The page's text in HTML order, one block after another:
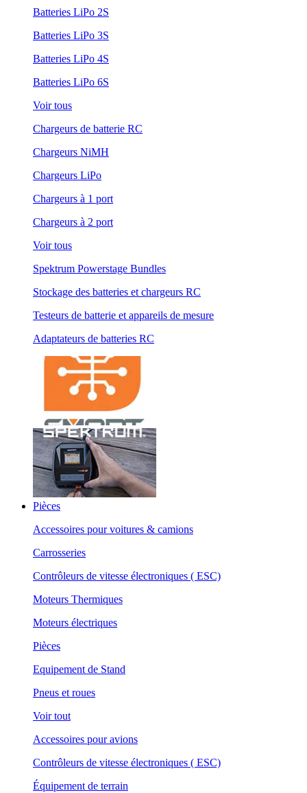
Batteries LiPo 2S
Batteries LiPo 3S
Batteries LiPo 4S
Batteries LiPo 6S
Voir tous
Chargeurs de batterie RC
Chargeurs NiMH
Chargeurs LiPo
Chargeurs à 1 port
Chargeurs à 2 port
Voir tous
Spektrum Powerstage Bundles
Stockage des batteries et chargeurs RC
Testeurs de batterie et appareils de mesure
Adaptateurs de batteries RC
Pièces
Accessoires pour voitures & camions
Carrosseries
Contrôleurs de vitesse électroniques ( ESC)
Moteurs Thermiques
Moteurs électriques
Pièces
Equipement de Stand
Pneus et roues
Voir tout
Accessoires pour avions
Contrôleurs de vitesse électroniques ( ESC)
Équipement de terrain